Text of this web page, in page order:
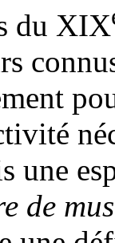
du XIX
une
de